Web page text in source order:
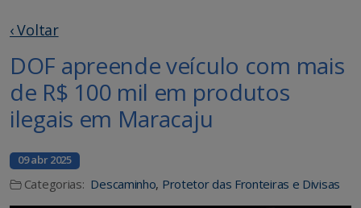
‹ Voltar
DOF apreende veículo com mais
de R$ 100 mil em produtos
ilegais em Maracaju
09 abr 2025
Categorias: Descaminho, Protetor das Fronteiras e Divisas